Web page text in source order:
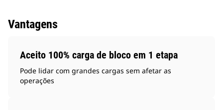
Vantagens
Aceito 100% carga de bloco em 1 etapa
Pode lidar com grandes cargas sem afetar as
operações